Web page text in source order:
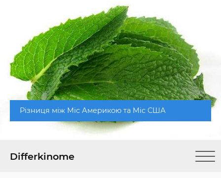
Різниця між Міс Америкою та Міс США
Differkinome